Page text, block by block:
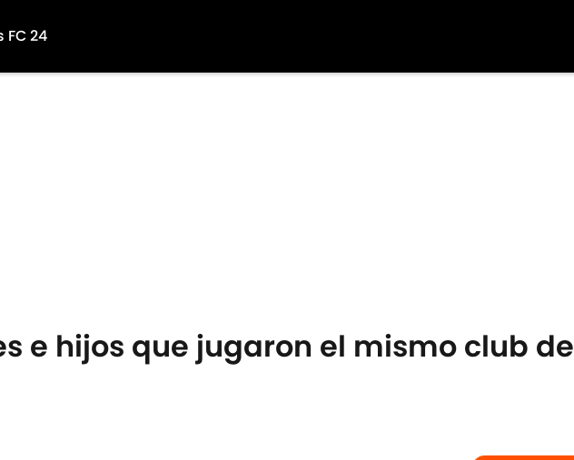
FC 24
e hijos que jugaron el mismo club de